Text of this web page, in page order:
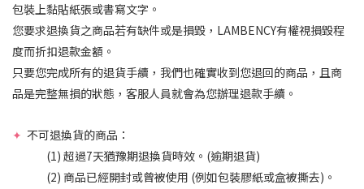
包裝上黏貼紙張或書寫文字。
您要求退換貨之商品若有缺件或是損毀，LAMBENCY有權視損毀程
度而折扣退款金額。
只要您完成所有的退貨手續，我們也確實收到您退回的商品，且商
品是完整無損的狀態，客服人員就會為您辦理退款手續。
✦ 不可退換貨的商品：
(1) 超過7天猶豫期退換貨時效。(逾期退貨)
(2) 商品已經開封或曾被使用 (例如包裝膠紙或盒被撕去)。